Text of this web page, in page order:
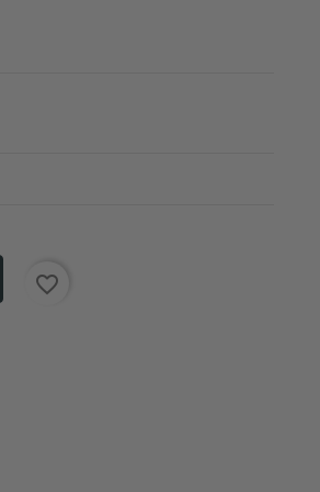
favorite_border